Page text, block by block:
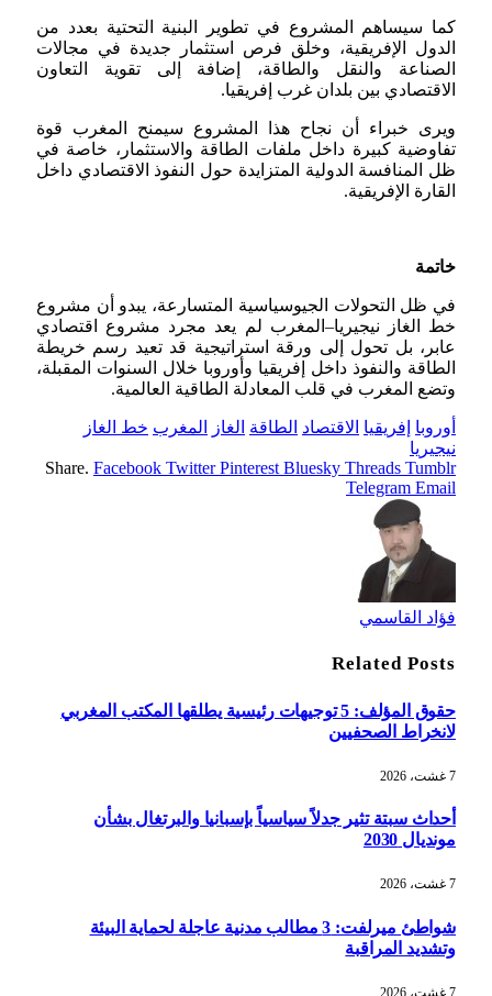
كما سيساهم المشروع في تطوير البنية التحتية بعدد من
الدول الإفريقية، وخلق فرص استثمار جديدة في مجالات
الصناعة والنقل والطاقة، إضافة إلى تقوية التعاون
الاقتصادي بين بلدان غرب إفريقيا.
ويرى خبراء أن نجاح هذا المشروع سيمنح المغرب قوة
تفاوضية كبيرة داخل ملفات الطاقة والاستثمار، خاصة في
ظل المنافسة الدولية المتزايدة حول النفوذ الاقتصادي داخل
القارة الإفريقية.
خاتمة
في ظل التحولات الجيوسياسية المتسارعة، يبدو أن مشروع
خط الغاز نيجيريا–المغرب لم يعد مجرد مشروع اقتصادي
عابر، بل تحول إلى ورقة استراتيجية قد تعيد رسم خريطة
الطاقة والنفوذ داخل إفريقيا وأوروبا خلال السنوات المقبلة،
وتضع المغرب في قلب المعادلة الطاقية العالمية.
أوروبا إفريقيا الاقتصاد الطاقة الغاز المغرب خط الغاز
نيجيريا
Share. Facebook Twitter Pinterest Bluesky Threads Tumblr
Telegram Email
فؤاد القاسمي
Related Posts
حقوق المؤلف: 5 توجيهات رئيسية يطلقها المكتب المغربي
لانخراط الصحفيين
7 غشت، 2026
أحداث سبتة تثير جدلاً سياسياً بإسبانيا والبرتغال بشأن
مونديال 2030
7 غشت، 2026
شواطئ ميرلفت: 3 مطالب مدنية عاجلة لحماية البيئة
وتشديد المراقبة
7 غشت، 2026